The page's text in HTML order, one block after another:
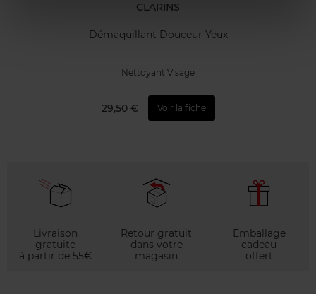
CLARINS
Démaquillant Douceur Yeux
Nettoyant Visage
29,50 € Voir la fiche
Livraison
gratuite
à partir de 55€
Retour gratuit
dans votre
magasin
Emballage
cadeau
offert